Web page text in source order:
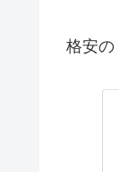
格安の